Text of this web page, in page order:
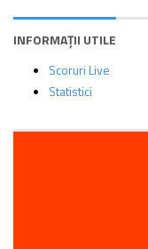
INFORMAȚII UTILE
Scoruri Live
Statistici